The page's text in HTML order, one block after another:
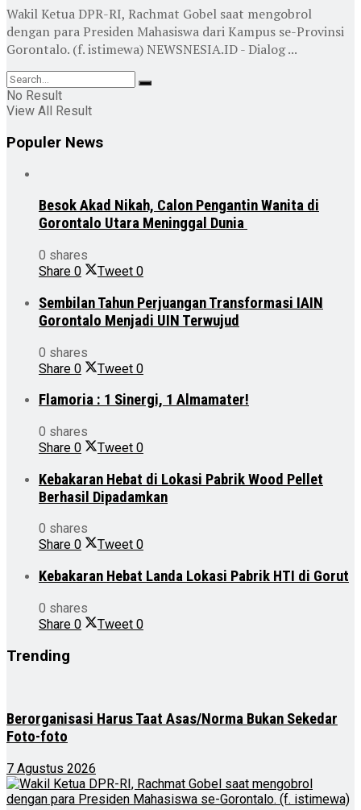
Wakil Ketua DPR-RI, Rachmat Gobel saat mengobrol
dengan para Presiden Mahasiswa dari Kampus se-Provinsi
Gorontalo. (f. istimewa) NEWSNESIA.ID - Dialog ...
No Result
View All Result
Populer News
Besok Akad Nikah, Calon Pengantin Wanita di
Gorontalo Utara Meninggal Dunia
0 shares
Share 0 Tweet 0
Sembilan Tahun Perjuangan Transformasi IAIN
Gorontalo Menjadi UIN Terwujud
0 shares
Share 0 Tweet 0
Flamoria : 1 Sinergi, 1 Almamater!
0 shares
Share 0 Tweet 0
Kebakaran Hebat di Lokasi Pabrik Wood Pellet
Berhasil Dipadamkan
0 shares
Share 0 Tweet 0
Kebakaran Hebat Landa Lokasi Pabrik HTI di Gorut
0 shares
Share 0 Tweet 0
Trending
Berorganisasi Harus Taat Asas/Norma Bukan Sekedar
Foto-foto
7 Agustus 2026